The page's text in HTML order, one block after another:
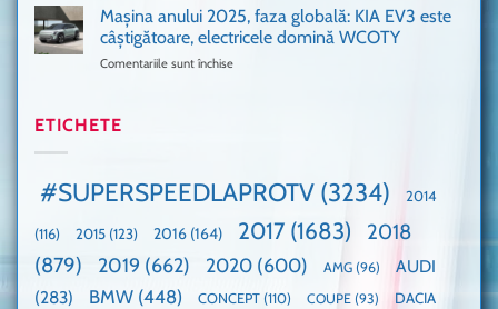
nevoie
de
umărul
cu
mai
mare
paradă
de
dube
911
GT3,
cea
pe
Nurburgring
Mașina anului 2025, faza globală: KIA EV3 este
câștigătoare, electricele domină WCOTY
Comentariile sunt închise
EV3
câștigătoare,
domină
WCOTY
ETICHETE
#SUPERSPEEDLAPROTV (3234) 2014
(116) 2015 (123) 2016 (164) 2017 (1683)
2018
(879)
2019 (662) 2020 (600) AMG (96)
AUDI
(283)
BMW (448) CONCEPT (110) COUPE (93)
DACIA